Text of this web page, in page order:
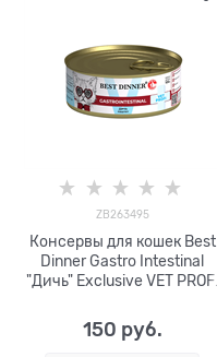
ZB263495
Консервы для кошек Best
Dinner Gastro Intestinal
"Дичь" Exclusive VET PROFI
150 руб.